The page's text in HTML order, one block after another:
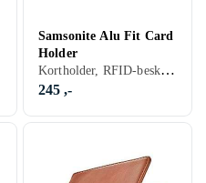
Samsonite Alu Fit Card
Holder
Kortholder, RFID-beskyttelse
245 ,-